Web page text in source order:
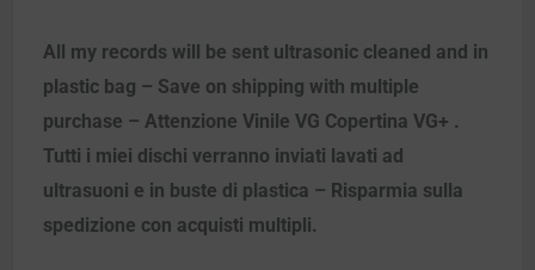
All my records will be sent ultrasonic cleaned and in
plastic bag – Save on shipping with multiple
purchase – Attenzione Vinile VG Copertina VG+ .
Tutti i miei dischi verranno inviati lavati ad
ultrasuoni e in buste di plastica – Risparmia sulla
spedizione con acquisti multipli.